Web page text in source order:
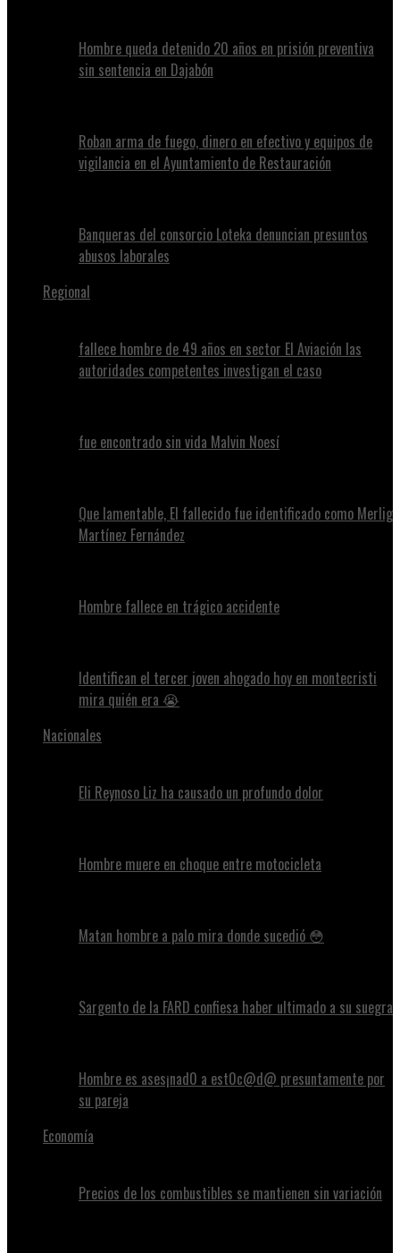
Hombre queda detenido 20 años en prisión preventiva
sin sentencia en Dajabón
Roban arma de fuego, dinero en efectivo y equipos de
vigilancia en el Ayuntamiento de Restauración
Banqueras del consorcio Loteka denuncian presuntos
abusos laborales
Regional
fallece hombre de 49 años en sector El Aviación las
autoridades competentes investigan el caso
fue encontrado sin vida Malvin Noesí
Que lamentable, El fallecido fue identificado como Merlig
Martínez Fernández
Hombre fallece en trágico accidente
Identifican el tercer joven ahogado hoy en montecristi
mira quién era 😭
Nacionales
Eli Reynoso Liz ha causado un profundo dolor
Hombre muere en choque entre motocicleta
Matan hombre a palo mira donde sucedió 😳
Sargento de la FARD confiesa haber ultimado a su suegra
Hombre es ases¡nad0 a est0c@d@ presuntamente por
su pareja
Economía
Precios de los combustibles se mantienen sin variación